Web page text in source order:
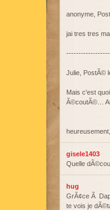
anonyme,
jai tres tres
Julie, PostÃ©
Mais c'est
Ã©coutÃ©…
gisele1403
Quelle
hug
GrÃ¢ce Ã
te vois je